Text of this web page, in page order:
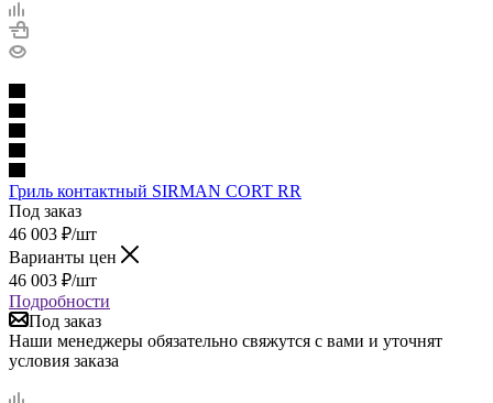
Гриль контактный SIRMAN CORT RR
Под заказ
46 003 ₽/шт
Варианты цен
46 003 ₽/шт
Подробности
Под заказ
Наши менеджеры обязательно свяжутся с вами и уточнят
условия заказа